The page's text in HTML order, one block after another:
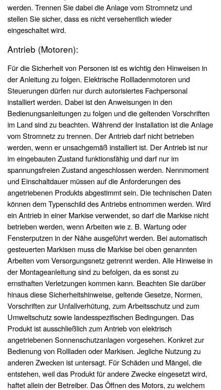
werden. Trennen Sie dabei die Anlage vom Stromnetz und
stellen Sie sicher, dass es nicht versehentlich wieder
eingeschaltet wird.
Antrieb (Motoren):
Für die Sicherheit von Personen ist es wichtig den Hinweisen in
der Anleitung zu folgen. Elektrische Rollladenmotoren und
Steuerungen dürfen nur durch autorisiertes Fachpersonal
installiert werden. Dabei ist den Anweisungen in den
Bedienungsanleitungen zu folgen und die geltenden Vorschriften
im Land sind zu beachten. Während der Installation ist die Anlage
vom Stromnetz zu trennen. Der Antrieb darf nicht betrieben
werden, wenn er unsachgemäß installiert ist. Der Antrieb ist nur
im eingebauten Zustand funktionsfähig und darf nur im
spannungsfreien Zustand angeschlossen werden. Nennmoment
und Einschaltdauer müssen auf die Anforderungen des
angetriebenen Produkts abgestimmt sein. Die technischen Daten
können dem Typenschild des Antriebs entnommen werden. Wird
ein Antrieb in einer Markise verwendet, so darf die Markise nicht
betrieben werden, wenn Arbeiten wie z. B. Wartung oder
Fensterputzen in der Nähe ausgeführt werden. Bei automatisch
gesteuerten Markisen muss die Markise bei oben genannten
Arbeiten vom Versorgungsnetz getrennt werden. Alle Hinweise in
der Montageanleitung sind zu befolgen, da es sonst zu
ernsthaften Verletzungen kommen kann. Beachten Sie darüber
hinaus diese Sicherheitshinweise, geltende Gesetze, Normen,
Vorschriften zur Unfallverhütung, zum Arbeitsschutz und zum
Umweltschutz sowie landesspezifischen Bedingungen. Das
Produkt ist ausschließlich zum Antrieb von elektrisch
angetriebenen Sonnenschutzanlagen vorgesehen. Konkret zur
Bedienung von Rollladen oder Markisen. Jegliche Nutzung zu
anderen Zwecken ist untersagt. Für Schäden und Mängel, die
entstehen, weil das Produkt für andere Zwecke eingesetzt wird,
haftet allein der Betreiber. Das Öffnen des Motors, zu welchem